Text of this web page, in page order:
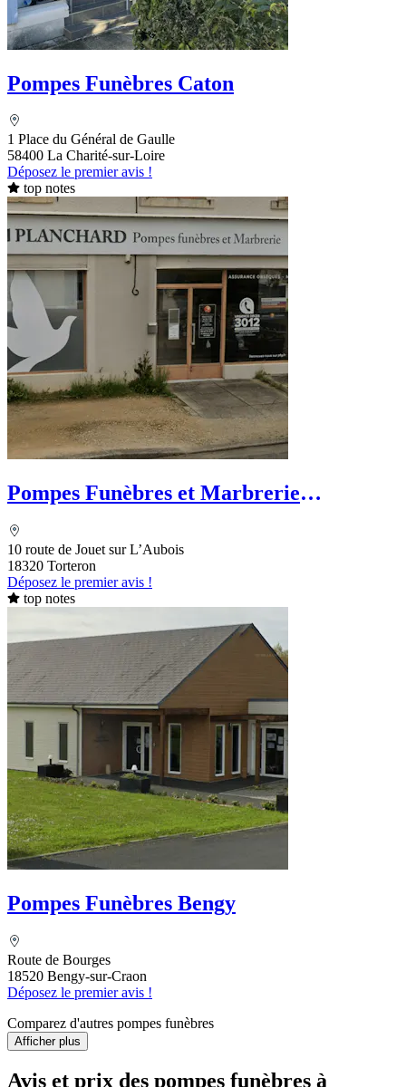
Pompes Funèbres Caton
1 Place du Général de Gaulle
58400 La Charité-sur-Loire
Déposez le premier avis !
top notes
Pompes Funèbres et Marbrerie
10 route de Jouet sur L’Aubois
18320 Torteron
Déposez le premier avis !
top notes
Pompes Funèbres Bengy
Route de Bourges
18520 Bengy-sur-Craon
Déposez le premier avis !
Comparez d'autres pompes funèbres
Afficher plus
Avis et prix des pompes funèbres à